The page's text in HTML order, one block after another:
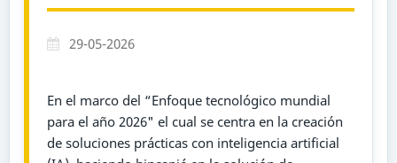
29-05-2026
En el marco del “Enfoque tecnológico mundial
para el año 2026" el cual se centra en la creación
de soluciones prácticas con inteligencia artificial